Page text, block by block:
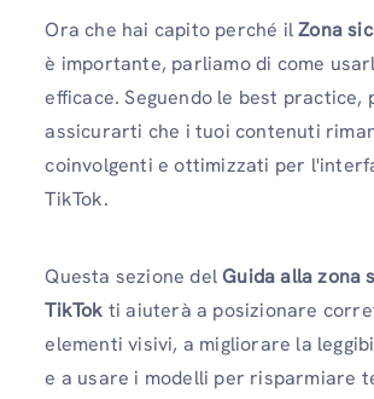
Ora che hai capito perché ilZona
è importante, parliamo di come
efficace. Seguendo le best practice,
assicurarti che i tuoi contenuti
coinvolgenti e ottimizzati per
TikTok.
Questa sezione delGuida alla zona
TikTok ti aiuterà a posizionare
elementi visivi, a migliorare la
e a usare i modelli per risparmiare